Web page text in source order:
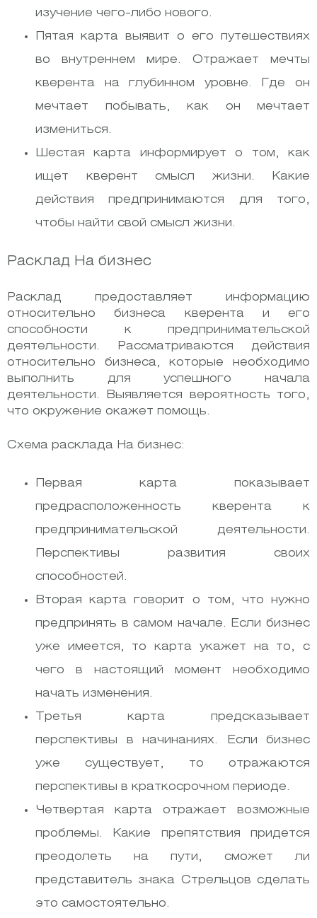
изучение чего-либо нового.
Пятая карта выявит о его путешествиях
во внутреннем мире. Отражает мечты
кверента на глубинном уровне. Где он
мечтает побывать, как он мечтает
измениться.
Шестая карта информирует о том, как
ищет кверент смысл жизни. Какие
действия предпринимаются для того,
чтобы найти свой смысл жизни.
Расклад На бизнес
Расклад предоставляет информацию
относительно бизнеса кверента и его
способности к предпринимательской
деятельности. Рассматриваются действия
относительно бизнеса, которые необходимо
выполнить для успешного начала
деятельности. Выявляется вероятность того,
что окружение окажет помощь.
Схема расклада На бизнес:
Первая карта показывает
предрасположенность кверента к
предпринимательской деятельности.
Перспективы развития своих
способностей.
Вторая карта говорит о том, что нужно
предпринять в самом начале. Если бизнес
уже имеется, то карта укажет на то, с
чего в настоящий момент необходимо
начать изменения.
Третья карта предсказывает
перспективы в начинаниях. Если бизнес
уже существует, то отражаются
перспективы в краткосрочном периоде.
Четвертая карта отражает возможные
проблемы. Какие препятствия придется
преодолеть на пути, сможет ли
представитель знака Стрельцов сделать
это самостоятельно.